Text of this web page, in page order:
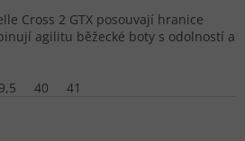
Cross 2 GTX posouvají hranice
agilitu běžecké boty s odolností a
40 41